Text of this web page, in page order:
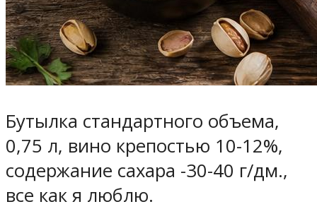
Бутылка стандартного объема,
0,75 л, вино крепостью 10-12%,
содержание сахара -30-40 г/дм.,
все как я люблю.